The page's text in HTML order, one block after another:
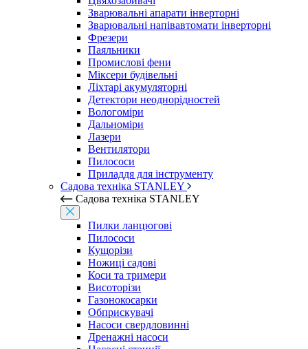
Зварювальні апарати інверторні
Зварювальні напівавтомати інверторні
Фрезери
Паяльники
Промислові фени
Міксери будівельні
Ліхтарі акумуляторні
Детектори неоднорідностей
Вологоміри
Дальноміри
Лазери
Вентилятори
Пилососи
Приладдя для інструменту
Садова техніка STANLEY
Садова техніка STANLEY
Пилки ланцюгові
Пилососи
Кущорізи
Ножиці садові
Коси та тримери
Висоторізи
Газонокосарки
Обприскувачі
Насоси свердловинні
Дренажні насоси